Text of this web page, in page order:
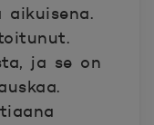
aikuisena.
ja se on